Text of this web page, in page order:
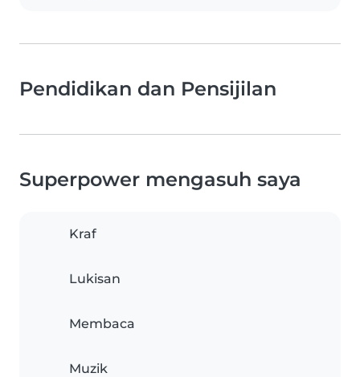
Pendidikan dan Pensijilan
Superpower mengasuh saya
Kraf
Lukisan
Membaca
Muzik